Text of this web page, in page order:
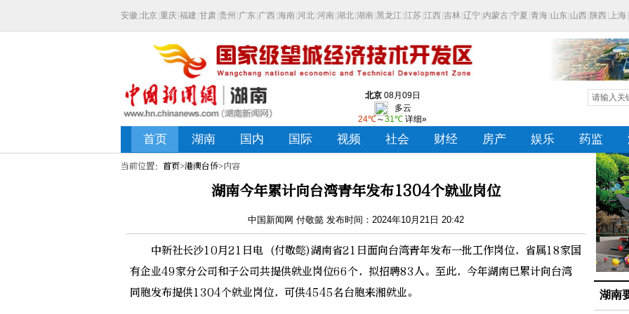
当前位置： 首页>港澳台侨>内容
湖南今年累计向台湾青年发布1304个就业岗位
中国新闻网 付敬懿 发布时间：2024年10月21日 20:42
中新社长沙10月21日电 (付敬懿)湖南省21日面向台湾青年发布一批工作岗位，省属18家国
有企业49家分公司和子公司共提供就业岗位66个，拟招聘83人。至此，今年湖南已累计向台湾
同胞发布提供1304个就业岗位，可供4545名台胞来湘就业。
湖南